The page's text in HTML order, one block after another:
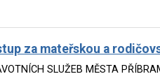
za mateřskou a
SLUŽEB MĚSTA